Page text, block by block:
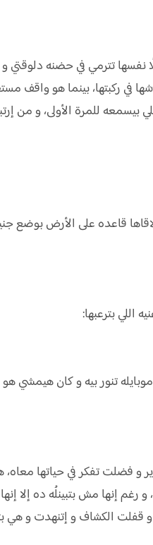
نفسها تترمي في حضنه
ركبتها، بينما هو واقف
للمرة الأولى، و من
قاعده على الأرض بوضع
اللي بترعبها:
تنور بيه و كان هيمشي
و فضلت تفكر في حياتها
رغم إنها مش بتبينلُه ده إلا
قفلت الكشاف و إتنهدت و هي